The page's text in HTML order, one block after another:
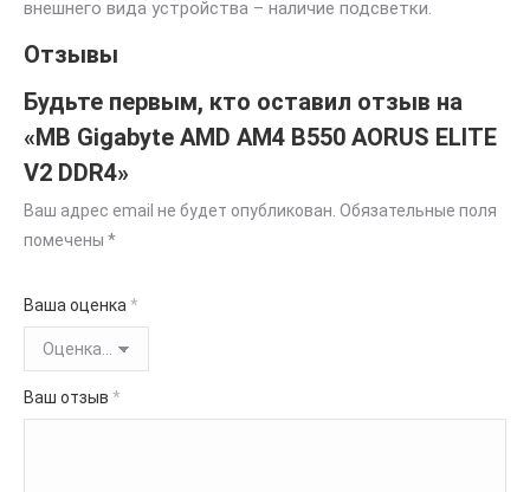
внешнего вида устройства – наличие подсветки.
Отзывы
Будьте первым, кто оставил отзыв на
«MB Gigabyte AMD AM4 B550 AORUS ELITE
V2 DDR4»
Ваш адрес email не будет опубликован. Обязательные поля
помечены *
Ваша оценка*
Ваш отзыв *